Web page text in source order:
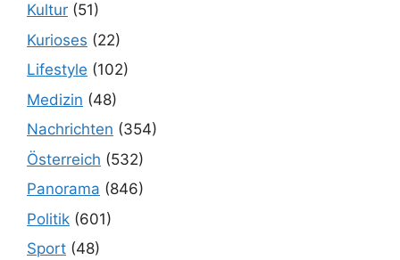
Kultur (51)
Kurioses (22)
Lifestyle (102)
Medizin (48)
Nachrichten (354)
Österreich (532)
Panorama (846)
Politik (601)
Sport (48)